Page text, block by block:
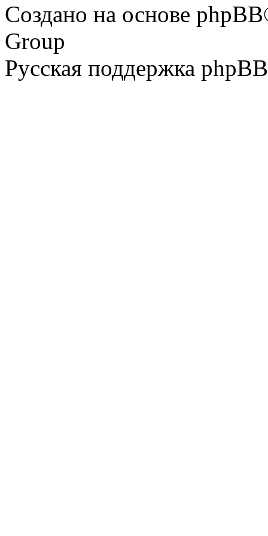
Создано на основе
Group
Русская поддержка phpBB